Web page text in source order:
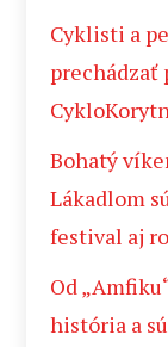
Cyklisti a
prechádzať
Bohatý
Lákadlom
festival aj
Od
história a